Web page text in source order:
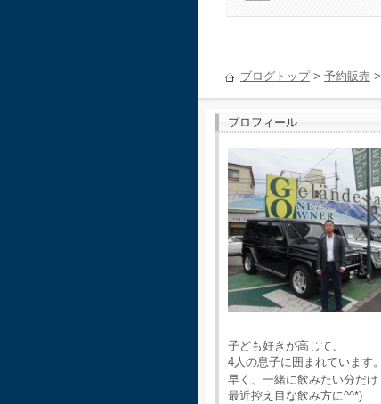
ブログトップ> 予約販売 >
プロフィール
子ども好きが高じて、
4人の息子に囲まれています。
早く、一緒に飲みたい分だけ
最近控え目な飲み方に^^*)